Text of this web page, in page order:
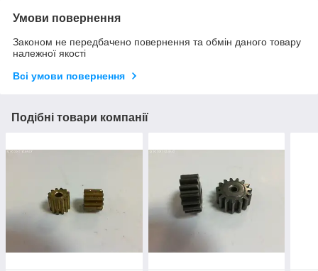
Умови повернення
Законом не передбачено повернення та обмін даного товару
належної якості
Всі умови повернення
Подібні товари компанії